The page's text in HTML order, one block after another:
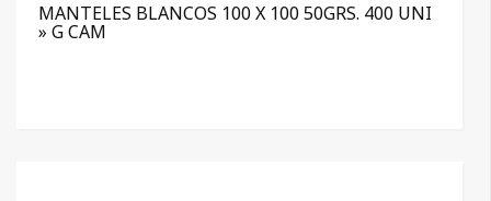
MANTELES BLANCOS 100 X 100 50GRS. 400 UNI
» G CAM